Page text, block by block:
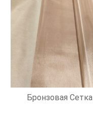
Бронзовая Сетка